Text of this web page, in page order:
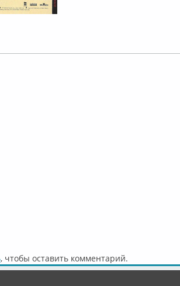
, чтобы оставить комментарий.